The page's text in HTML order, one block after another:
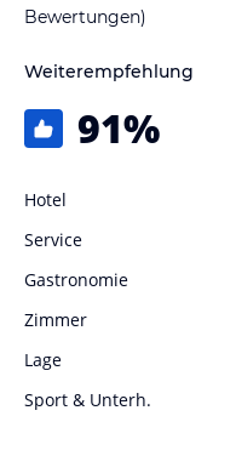
Bewertungen)
Weiterempfehlung
91%
Hotel
Service
Gastronomie
Zimmer
Lage
Sport & Unterh.